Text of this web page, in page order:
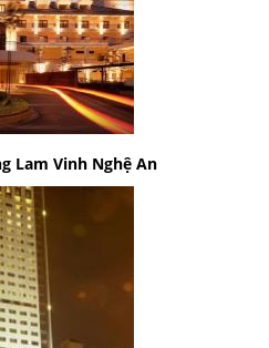
Lam Vinh Nghệ An